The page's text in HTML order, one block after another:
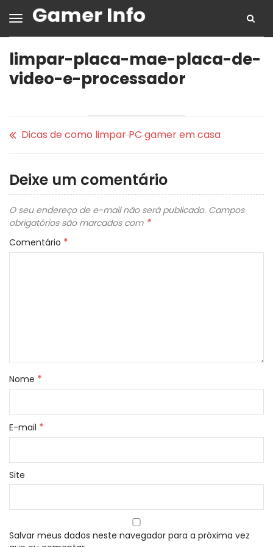
limpar-placa-mae-placa-de-
video-e-processador
Dicas de como limpar PC gamer em casa
Deixe um comentário
O seu endereço de e-mail não será publicado. Campos
obrigatórios são marcados com *
Comentário *
Nome *
E-mail *
Site
Salvar meus dados neste navegador para a próxima vez